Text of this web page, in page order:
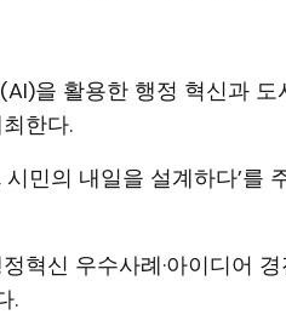
을 활용한 행정 혁신과 도
한다.
민의 내일을 설계하다’를
혁신 우수사례·아이디어
.